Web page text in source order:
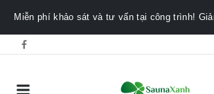
Miễn phí khảo sát và tư vấn tại công trình!